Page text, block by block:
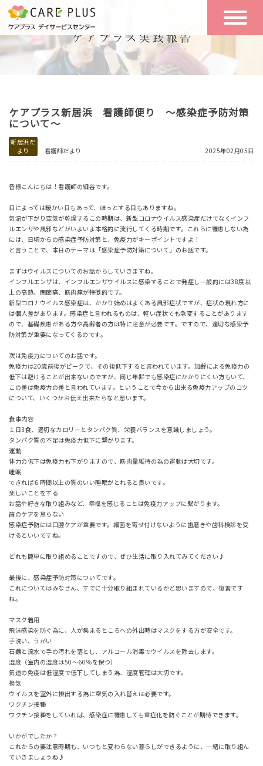
こんな方に
おすすめ
一日の流れ
一日体験
空き状況
実践報告
お問い合わせ
体験希望
ケアプラス新居浜 看護師便り ～感染症予防対策
について～
新居浜だ
より
看護師だより 2025年02月05日
皆様こんにちは！看護師の細谷です。
日によっては暖かい日もあって、ほっとする日もありますね。
気温が下がり空気が乾燥するこの時期は、新型コロナウイルス感染症だけでなくインフ
ルエンザや風邪などがいよいよ本格的に流行してくる時期です。これらに罹患しない為
には、日頃からの感染症予防対策と、免疫力がキーポイントですよ！
と言うことで、本日のテーマは「感染症予防対策について」のお話です。
まずはウイルスについてのお話からしていきますね。
インフルエンザは、インフルエンザウイルスに感染することで発症し一般的には38度以
上の高熱、関節痛、筋肉痛が特徴的です。
新型コロナウイルス感染症は、かかり始めはよくある風邪症状ですが、症状の現れ方に
は個人差があります。感染症と言われるものは、軽い症状でも急変することがあります
ので、基礎疾患がある方や高齢者の方は特に注意が必要です。ですので、適切な感染予
防対策が重要になってくるのです。
次は免疫力についてのお話です。
免疫力は20歳前後がピークで、その後低下すると言われています。加齢による免疫力の
低下は避けることが出来ないのですが、同じ年齢でも感染症にかかりにくい方もいて、
この差は免疫力の差と言われています。ということで今から出来る免疫力アップのコツ
について、いくつかお伝え出来たらなと思います。
食事内容
１日3食、適切なカロリーとタンパク質、栄養バランスを意識しましょう。
タンパク質の不足は免疫力低下に繋がります。
運動
体力の低下は免疫力も下がりますので、筋肉量維持の為の運動は大切です。
睡眠
できれば６時間以上の質のいい睡眠がとれると良いです。
楽しいことをする
お話や好きな取り組みなど、幸福を感じることは免疫力アップに繋がります。
歯のケアを怠らない
感染症予防には口腔ケアが重要です。細菌を寄せ付けないように歯磨きや歯科検診を受
けるといいですね。
どれも簡単に取り組めることですので、ぜひ生活に取り入れてみてください♪
最後に、感染症予防対策についてです。
これについてはみなさん、すでに十分取り組まれているかと思いますので、復習です
ね。
マスク着用
飛沫感染を防ぐ為に、人が集まるところへの外出時はマスクをする方が安全です。
手洗い、うがい
石鹸と流水で手の汚れを落とし、アルコール消毒でウイルスを除去します。
湿度（室内の湿度は50～60％を保つ）
気道の免疫は低湿度で低下してしまう為、湿度管理は大切です。
換気
ウイルスを室外に排出する為に空気の入れ替えは必要です。
ワクチン接種
ワクチン接種をしていれば、感染症に罹患しても重症化を防ぐことが期待できます。
いかがでしたか？
これからの要注意時期も、いつもと変わらない暮らしができるように、一緒に取り組ん
でいきましょうね♪